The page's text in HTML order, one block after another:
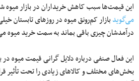
این قیمت‌ها سبب کاهش خریداران در بازار میوه
می‌گویدبازار کم‌رونق میوه در روز‌های تابستان
درآمدشان چیزی باقی بماند به سمت خرید میوه
این فعال صنفی درباره دلایل گرانی قیمت میوه در
بخش‌های مختلف و کالا‌های زیادی را تحت تأثیر